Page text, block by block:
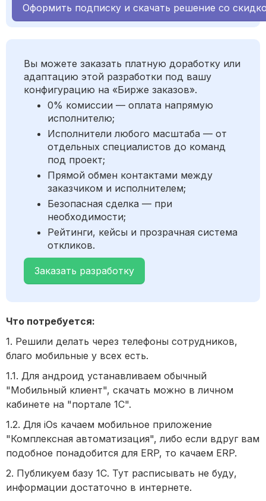
Оформить подписку и скачать решение со
Вы можете заказать платную доработку или
адаптацию этой разработки под вашу
конфигурацию на «Бирже заказов».
0% комиссии — оплата напрямую
исполнителю;
Исполнители любого масштаба — от
отдельных специалистов до команд
под проект;
Прямой обмен контактами между
заказчиком и исполнителем;
Безопасная сделка — при
необходимости;
Рейтинги, кейсы и прозрачная система
откликов.
Заказать разработку
Что потребуется:
1. Решили делать через телефоны сотрудников,
благо мобильные у всех есть.
1.1. Для андроид устанавливаем обычный
"Мобильный клиент", скачать можно в личном
кабинете на "портале 1С".
1.2. Для iOs качаем мобильное приложение
"Комплексная автоматизация", либо если вдруг вам
подобное понадобится для ERP, то качаем ERP.
2. Публикуем базу 1С. Тут расписывать не буду,
информации достаточно в интернете.